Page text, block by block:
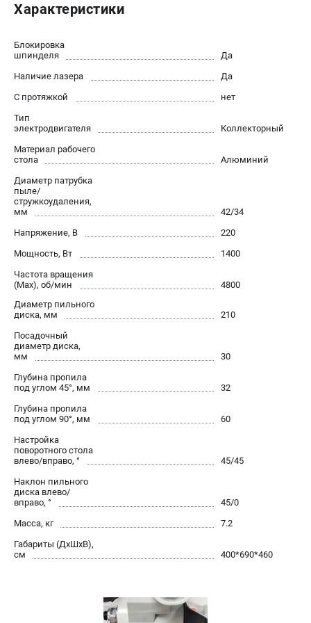
Валы строгальные
Подставки для станков
Полотна пильные по дереву
Прижимные устройства
Рольганги-роликовые опоры
Цанги и зажимы
ПОЛЕЗНЫЕ СТАТЬИ
Токарные "ДОПЫ"
Все о влажности древесины
ТЕЛЕФОН (САНКТ-ПЕТЕРБУРГ)
Информация размещённая на сайте не является публичной
проспект Александровской Фермы, 29АЛ
Характеристики
Блокировка
шпинделя
Да
Наличие лазера
Да
С протяжкой
нет
Тип
электродвигателя
Коллекторный
Материал рабочего
стола
Алюминий
Диаметр патрубка
пыле/
стружкоудаления,
мм
42/34
Напряжение, В
220
Мощность, Вт
1400
Частота вращения
(Max), об/мин
4800
Диаметр пильного
диска, мм
210
Посадочный
диаметр диска,
мм
30
Глубина пропила
под углом 45°, мм
32
Глубина пропила
под углом 90°, мм
60
Настройка
поворотного стола
влево/вправо, °
45/45
Наклон пильного
диска влево/
вправо, °
45/0
Масса, кг
7.2
Габариты (ДхШхВ),
см
400*690*460